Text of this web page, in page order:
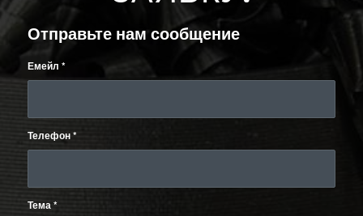
Отправьте нам сообщение
Емейл *
Телефон*
Тема*